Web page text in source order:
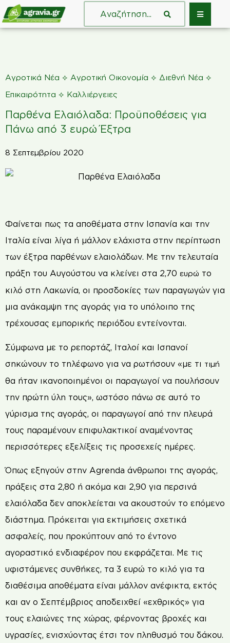
Αγροτικά Νέα ⟡ Αγροτική Οικονομία ⟡ Διεθνή Νέα ⟡
Επικαιρότητα ⟡ Καλλιέργειες
Παρθένα Ελαιόλαδα: Προϋποθέσεις για
Πάνω από 3 ευρώ Έξτρα
8 Σεπτεμβρίου 2020
Φαίνεται πως τα αποθέματα στην Ισπανία και την
Ιταλία είναι λίγα ή μάλλον ελάχιστα στην περίπτωση
των έξτρα παρθένων ελαιολάδων. Με την τελευταία
πράξη του Αυγούστου να κλείνει στα 2,70 ευρώ το
κιλό στη Λακωνία, οι προσδοκίες των παραγωγών για
μια ανάκαμψη της αγοράς για το υπόλοιπο της
τρέχουσας εμπορικής περιόδου εντείνονται.
Σύμφωνα με το ρεπορτάζ, Ιταλοί και Ισπανοί
σηκώνουν το τηλέφωνο για να ρωτήσουν «με τι τιμή
θα ήταν ικανοποιημένοι οι παραγωγοί να πουλήσουν
την πρώτη ύλη τους», ωστόσο πάνω σε αυτό το
γύρισμα της αγοράς, οι παραγωγοί από την πλευρά
τους παραμένουν επιφυλακτικοί αναμένοντας
περισσότερες εξελίξεις τις προσεχείς ημέρες.
Όπως εξηγούν στην Agrenda άνθρωποι της αγοράς,
πράξεις στα 2,80 ή ακόμα και 2,90 για περσινά
ελαιόλαδα δεν αποκλείεται να ακουστούν το επόμενο
διάστημα. Πρόκειται για εκτιμήσεις σχετικά
ασφαλείς, που προκύπτουν από το έντονο
αγοραστικό ενδιαφέρον που εκφράζεται. Με τις
υφιστάμενες συνθήκες, τα 3 ευρώ το κιλό για τα
διαθέσιμα αποθέματα είναι μάλλον ανέφικτα, εκτός
και αν ο Σεπτέμβριος αποδειχθεί «εχθρικός» για
τους ελαιώνες της χώρας, φέρνοντας βροχές και
υγρασίες, ενισχύοντας έτσι τον πληθυσμό του δάκου.